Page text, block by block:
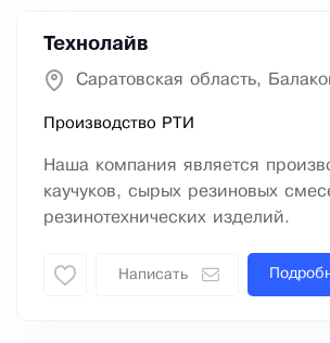
Технолайв
Саратовская область,
Производство РТИ
Наша компания является
каучуков, сырых резиновых
резинотехнических изделий.
Написать